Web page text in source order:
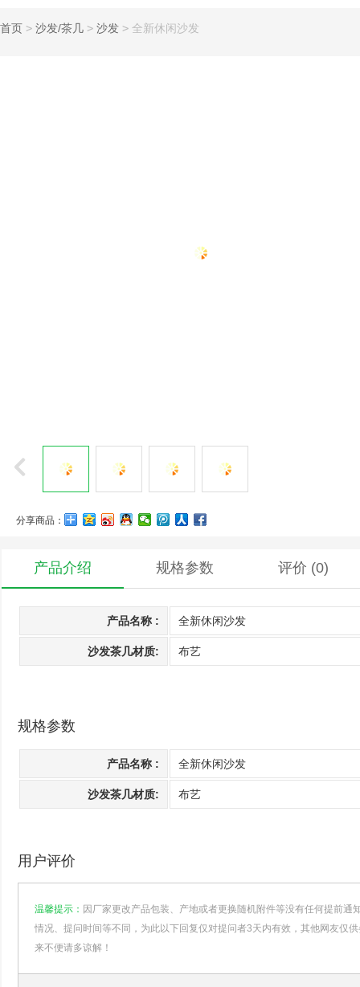
首页 > 沙发/茶几 > 沙发 > 全新休闲沙发
分享商品：
产品介绍 规格参数 评价 (0)
产品名称 : 全新休闲沙发
沙发茶几材质: 布艺
规格参数
产品名称 : 全新休闲沙发
沙发茶几材质: 布艺
用户评价
温馨提示： 因厂家更改产品包装、产地或者更换随机附件等没有任何提前通
情况、提问时间等不同，为此以下回复仅对提问者3天内有效，其他网友仅
来不便请多谅解！